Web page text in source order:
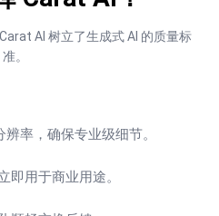
AI 树立了生成式 AI 的质量标
准。
率，确保专业级细节。
即用于商业用途。